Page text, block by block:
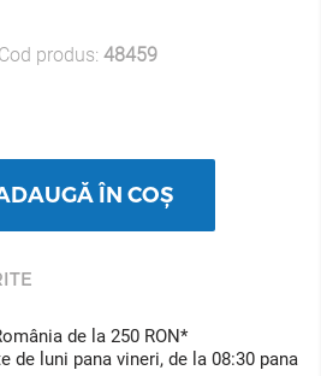
Cod produs: 48459
ÎN COȘ
de la 250 RON*
de luni pana vineri, de la 08:30 pana